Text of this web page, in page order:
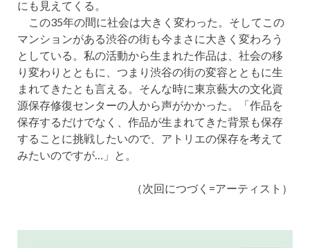
にも見えてくる。
この35年の間に社会は大きく変わった。そしてこの
マンションがある渋谷の街も今まさに大きく変わろう
としている。私の活動から生まれた作品は、社会の移
り変わりとともに、つまり渋谷の街の変容とともに生
まれてきたとも言える。そんな時に東京藝大の文化資
源保存修復センターの人から声がかかった。「作品を
保存するだけでなく、作品が生まれてきた背景も保存
することに挑戦したいので、アトリエの保存を考えて
みたいのですが…」と。
（次回につづく=アーティスト）